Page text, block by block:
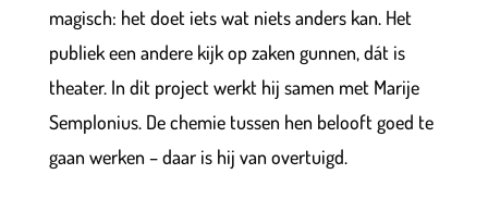
magisch: het doet iets wat niets anders kan. Het
publiek een andere kijk op zaken gunnen, dát is
theater. In dit project werkt hij samen met Marije
Semplonius. De chemie tussen hen belooft goed te
gaan werken – daar is hij van overtuigd.